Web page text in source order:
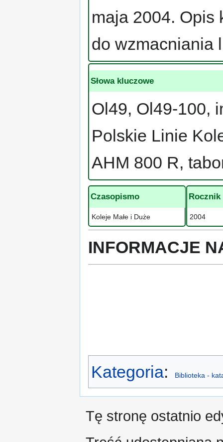
maja 2004. Opis
do wzmacniania
Słowa kluczowe
Ol49, Ol49-100,
Polskie Linie
AHM 800 R,
Czasopismo
Koleje Małe i Duże
Rocznik
2004
INFORMACJE
Kategoria: Biblioteka -
Tę stronę ostatnio